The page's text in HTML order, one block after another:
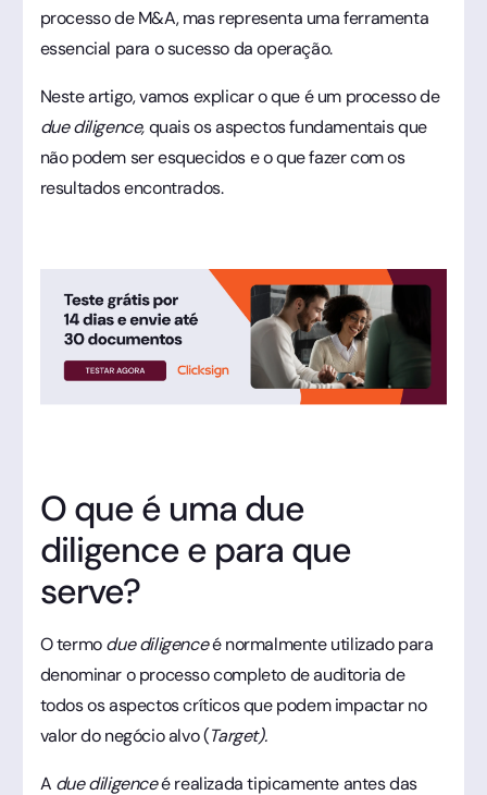
processo de M&A, mas representa uma ferramenta
essencial para o sucesso da operação.
Neste artigo, vamos explicar o que é um processo de
due diligence,quais os aspectos fundamentais que
não podem ser esquecidos e o que fazer com os
resultados encontrados.
O que é uma due
diligencee para que
serve?
O termodue diligenceé normalmente utilizado para
denominar o processo completo de auditoria de
todos os aspectos críticos que podem impactar no
valor do negócio alvo (Target).
A due diligenceé realizada tipicamente antes das